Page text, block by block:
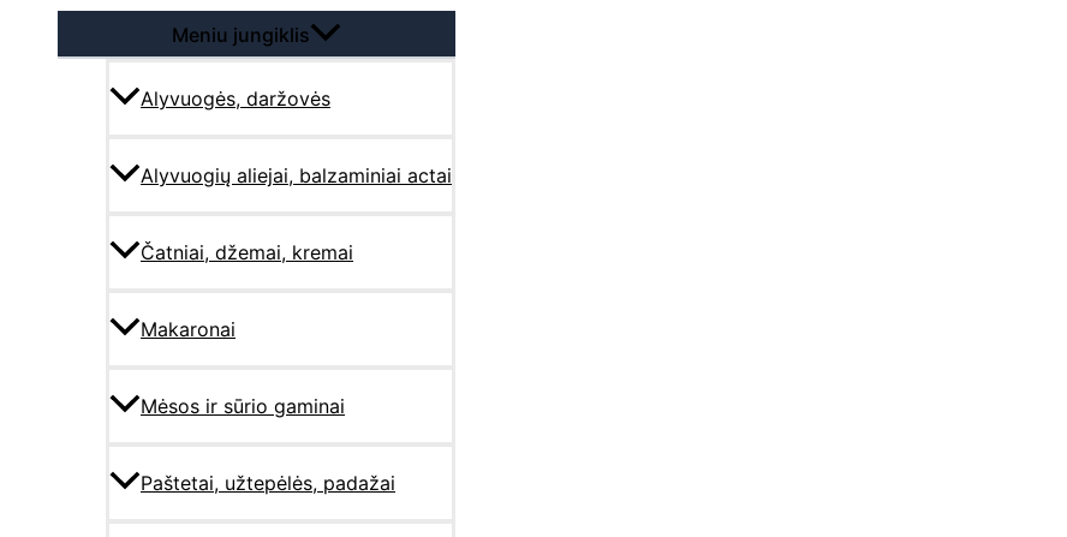
Meniu jungiklis
Alyvuogės, daržovės
Alyvuogių aliejai, balzaminiai actai
Čatniai, džemai, kremai
Makaronai
Mėsos ir sūrio gaminai
Paštetai, užtepėlės, padažai